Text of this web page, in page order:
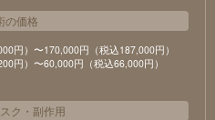
の価格
円）〜170,000円（税込187,000円）
円）〜60,000円（税込66,000円）
ク ・ 副作用